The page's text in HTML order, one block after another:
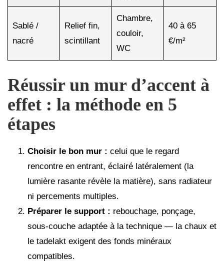
Sablé /
nacré
Relief fin,
scintillant
Chambre,
couloir,
WC
40 à 65
€/m²
Réussir un mur d’accent à
effet : la méthode en 5
étapes
Choisir le bon mur : celui que le regard
rencontre en entrant, éclairé latéralement (la
lumière rasante révèle la matière), sans radiateur
ni percements multiples.
Préparer le support : rebouchage, ponçage,
sous-couche adaptée à la technique — la chaux et
le tadelakt exigent des fonds minéraux
compatibles.